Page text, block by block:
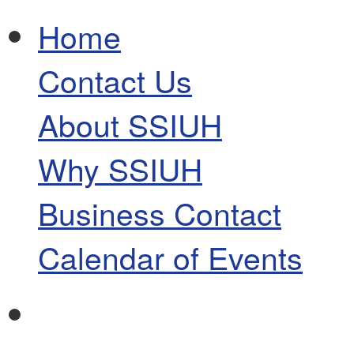
Home
Contact Us
About SSIUH
Why SSIUH
Business Contact
Calendar of Events